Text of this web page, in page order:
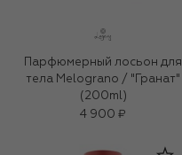
Парфюмерный лосьон для
тела Melograno / "Гранат"
(200ml)
4 900 ₽